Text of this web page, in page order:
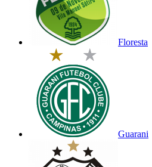
Floresta
Guarani